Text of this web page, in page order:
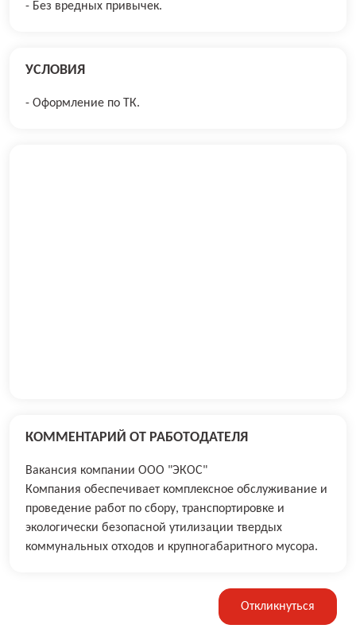
- Без вредных привычек.
УСЛОВИЯ
- Оформление по ТК.
КОММЕНТАРИЙ ОТ РАБОТОДАТЕЛЯ
Вакансия компании ООО "ЭКОС"
Компания обеспечивает комплексное обслуживание и
проведение работ по сбору, транспортировке и
экологически безопасной утилизации твердых
коммунальных отходов и крупногабаритного мусора.
Откликнуться